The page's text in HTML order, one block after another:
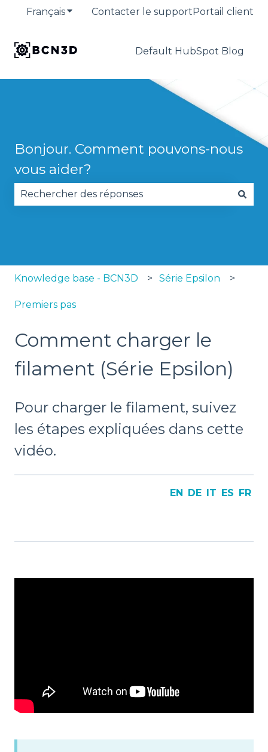
FrançaisAfficher le sous-menu pour les
Contacter le supportPortail client
Default HubSpot Blog
Bonjour. Comment pouvons-nous
vous aider?
Knowledge base - BCN3D Série Epsilon
Premiers pas
Comment charger le
filament (Série Epsilon)
Pour charger le filament, suivez
les étapes expliquées dans cette
vidéo.
EN DE IT ES FR